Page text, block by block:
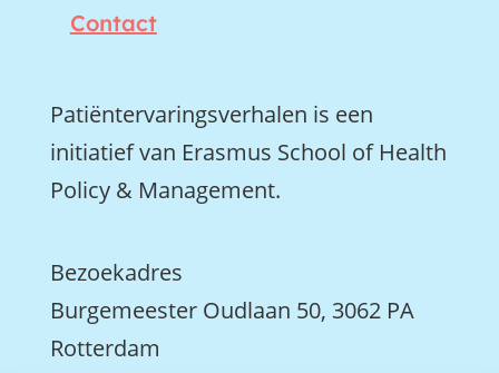
Contact
Patiëntervaringsverhalen is een
initiatief van Erasmus School of Health
Policy & Management.
Bezoekadres
Burgemeester Oudlaan 50, 3062 PA
Rotterdam